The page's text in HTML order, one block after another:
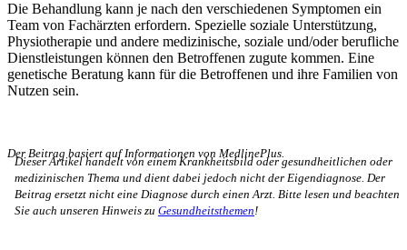
Die Behandlung kann je nach den verschiedenen Symptomen ein
Team von Fachärzten erfordern. Spezielle soziale Unterstützung,
Physiotherapie und andere medizinische, soziale und/oder berufliche
Dienstleistungen können den Betroffenen zugute kommen. Eine
genetische Beratung kann für die Betroffenen und ihre Familien von
Nutzen sein.
Der Beitrag basiert auf Informationen von MedlinePlus.
Dieser Artikel handelt von einem Krankheitsbild oder gesundheitlichen oder
medizinischen Thema und dient dabei jedoch nicht der Eigendiagnose. Der
Beitrag ersetzt nicht eine Diagnose durch einen Arzt. Bitte lesen und beachten
Sie auch unseren Hinweis zu Gesundheitsthemen!